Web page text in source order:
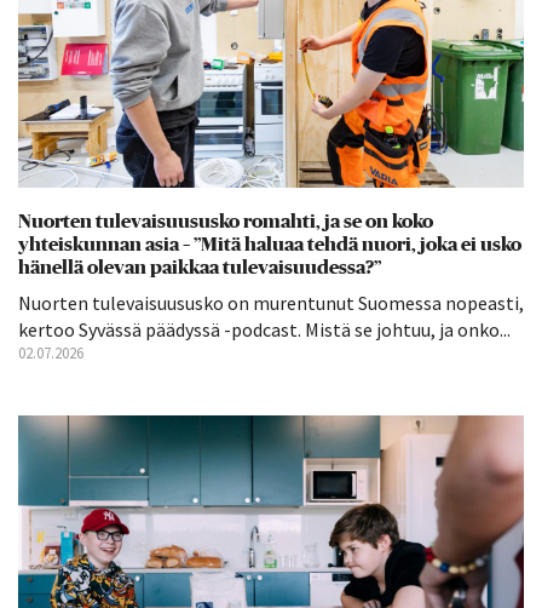
Nuorten tulevaisuususko romahti, ja se on koko
yhteiskunnan asia – ”Mitä haluaa tehdä nuori, joka ei usko
hänellä olevan paikkaa tulevaisuudessa?”
Nuorten tulevaisuususko on murentunut Suomessa nopeasti,
kertoo Syvässä päädyssä -podcast. Mistä se johtuu, ja onko...
02.07.2026